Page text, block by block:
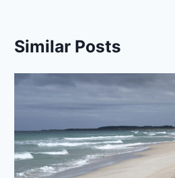
Similar Posts